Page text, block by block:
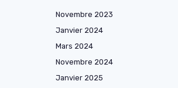
Novembre 2023
Janvier 2024
Mars 2024
Novembre 2024
Janvier 2025